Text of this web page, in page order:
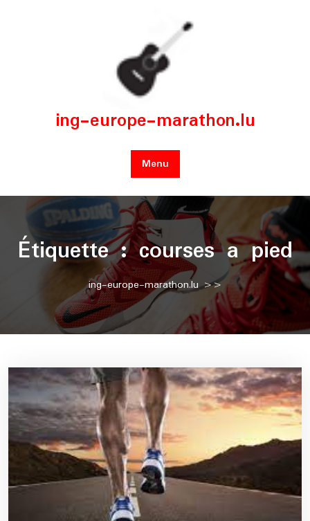
ing-europe-marathon.lu
Menu
Étiquette :courses a pied
ing-europe-marathon.lu>>